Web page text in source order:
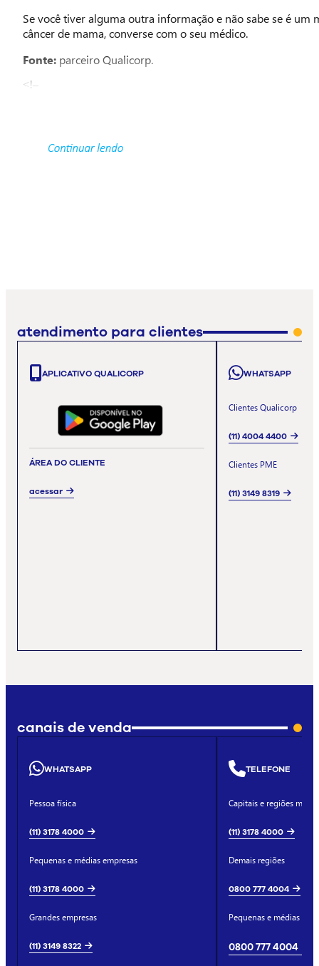
Se você tiver alguma outra informação e não sabe se é um
câncer de mama, converse com o seu médico.
Fonte: parceiro Qualicorp.
<!–
atendimento para clientes
APLICATIVO QUALICORP
ÁREA DO CLIENTE
acessar
WHATSAPP
Clientes Qualicorp
(11) 4004 4400
Clientes PME
(11) 3149 8319
canais de venda
WHATSAPP
Pessoa física
(11) 3178 4000
Pequenas e médias empresas
(11) 3178 4000
Grandes empresas
(11) 3149 8322
TELEFONE
Capitais e regiões
(11) 3178 4000
Demais regiões
0800 777 4004
Pequenas e médias
0800 777 4004